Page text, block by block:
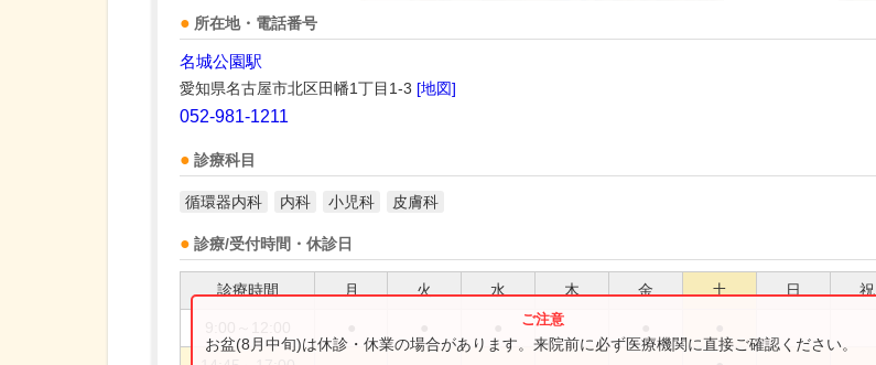
所在地・電話番号
名城公園駅
愛知県名古屋市北区田幡1丁目1-3 [地図]
052-981-1211
診療科目
循環器内科 内科 小児科 皮膚科
診療/受付時間・休診日
診療時間 月 火 水 木 金 土 日 祝
お盆(8月中旬)は休診・休業の場合があります。来院前に必ず医療機関に直接ご確認ください。